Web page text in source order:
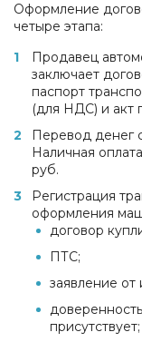
Оформление
четыре этапа:
Продавец
заключает
паспорт
(для НДС) и акт
Перевод денег
Наличная
руб.
Регистрация
оформления
договор
ПТС;
заявление
присутствует;